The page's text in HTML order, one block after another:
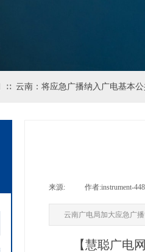
∷ 云南：将应急广播纳入广电基本
来源: 作者:instrument-448
云南广电局加大应急广
【慧聪广电网